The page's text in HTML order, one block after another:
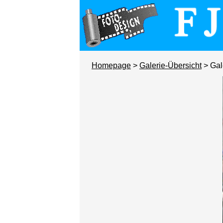
Homepage > Galerie-Übersicht>